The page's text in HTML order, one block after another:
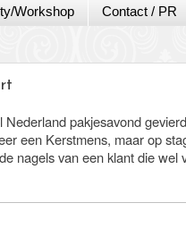
Workshop Contact / PR
pakjesavond
een Kerstmens, maar op
nagels van een klant die wel